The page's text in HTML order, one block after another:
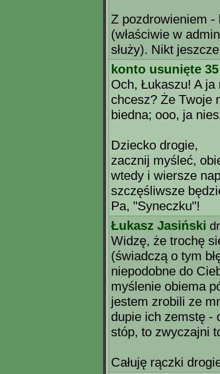
Z pozdrowieniem -
(właściwie w
służy). Nikt
konto usunięte 35
Och, Łukaszu! A ja
chcesz? Że Twoje
biedna; ooo, ja
Dziecko drogie,
zacznij myśleć,
wtedy i wiersze
szczęśliwsze
Pa, "Syneczku"!
Łukasz Jasiński
Widzę, że trochę
(świadczą o tym
niepodobne do
myślenie obiema
jestem zrobili ze
dupie ich zemstę -
stóp, to zwyczajni
Całuję rączki